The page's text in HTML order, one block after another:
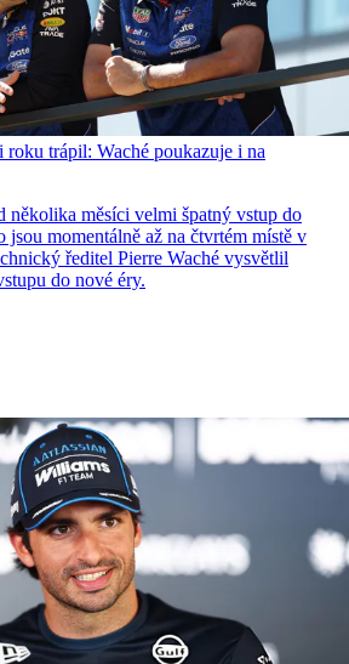
trápil: Waché poukazuje i na
měsíci velmi špatný vstup do
jsou momentálně až na čtvrtém místě v
ředitel Pierre Waché vysvětlil
do nové éry.